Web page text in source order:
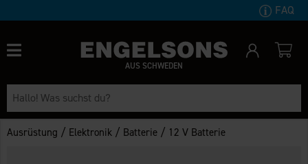
FAQ
AUS SCHWEDEN
Ausrüstung / Elektronik / Batterie / 12 V Batterie